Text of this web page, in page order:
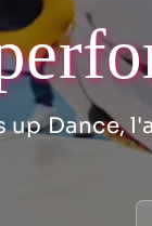
up Dance,